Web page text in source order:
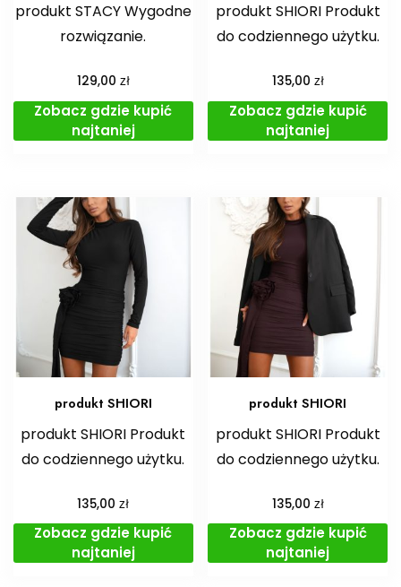
produkt STACY Wygodne
rozwiązanie.
129,00 zł
Zobacz gdzie kupić
najtaniej
produkt SHIORI Produkt
do codziennego użytku.
135,00 zł
Zobacz gdzie kupić
najtaniej
produkt SHIORI
produkt SHIORI Produkt
do codziennego użytku.
135,00zł
Zobacz gdzie kupić
najtaniej
produkt SHIORI
produkt SHIORI Produkt
do codziennego użytku.
135,00 zł
Zobacz gdzie kupić
najtaniej